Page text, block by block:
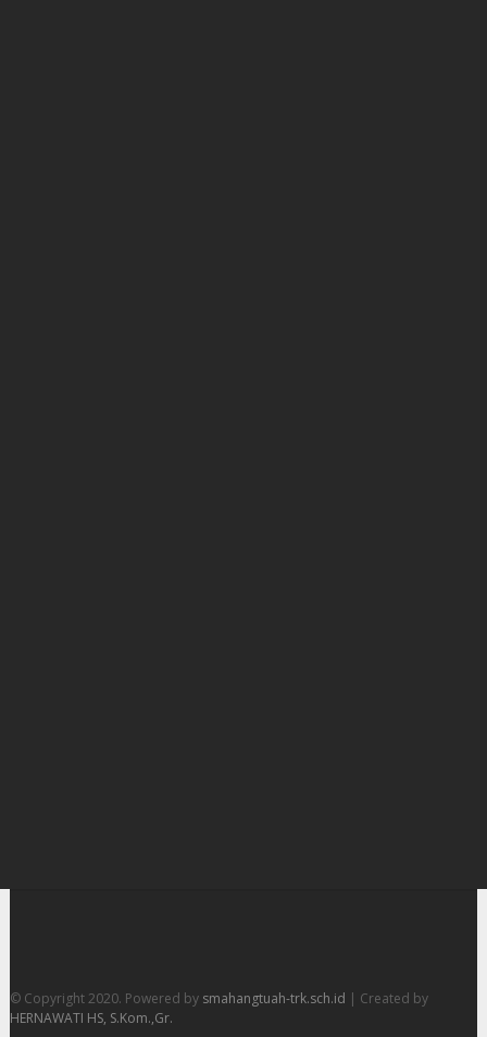
© Copyright 2020. Powered by smahangtuah-trk.sch.id | Created by
HERNAWATI HS, S.Kom.,Gr.